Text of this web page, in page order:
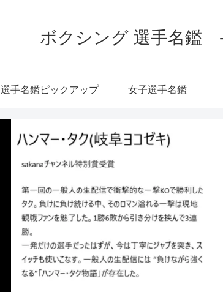
ボクシング 選手名鑑
選手名鑑ピックアップ 女子選手名鑑